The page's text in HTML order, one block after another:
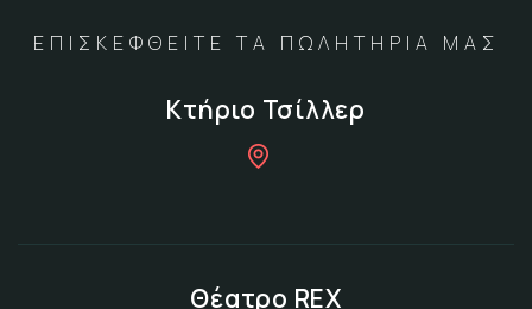
ΕΠΙΣΚΕΦΘΕΙΤΕ ΤΑ ΠΩΛΗΤΗΡΙΑ ΜΑΣ
Κτήριο Τσίλλερ
Θέατρο REX